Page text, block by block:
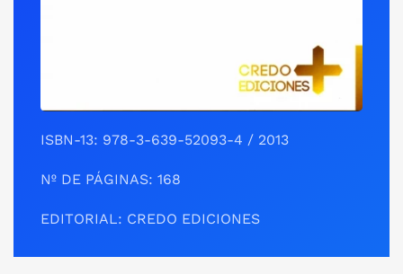
ISBN-13: 978-3-639-52093-4 / 2013
Nº DE PÁGINAS: 168
EDITORIAL: CREDO EDICIONES